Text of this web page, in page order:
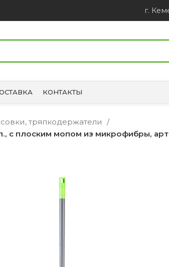
г.
КОНТАКТЫ
тряпкодержатели
с плоским мопом из микрофибры,